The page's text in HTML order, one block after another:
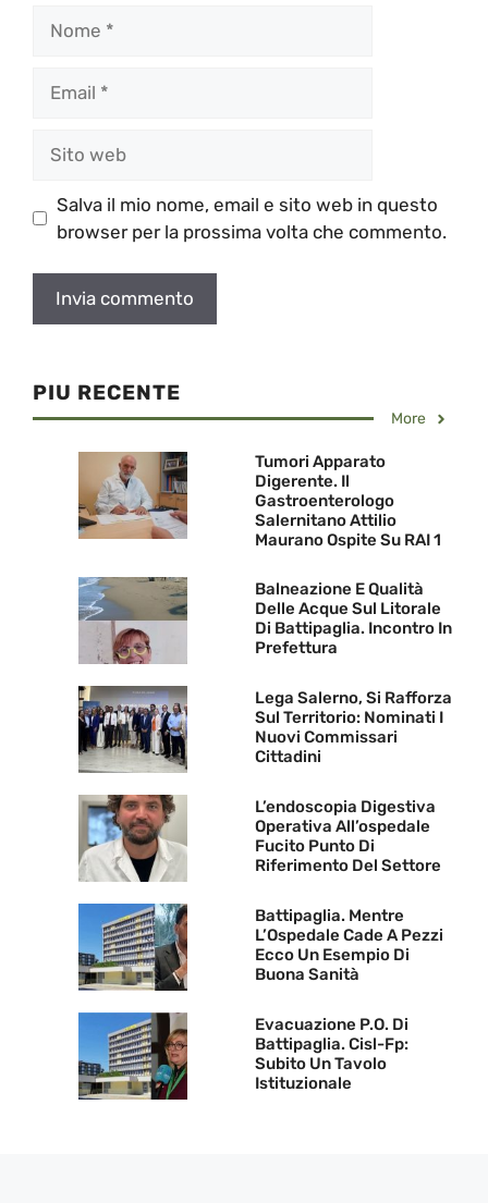
web
Salva il mio nome, email e sito web in questo
browser per la prossima volta che commento.
PIU RECENTE
More
Tumori Apparato
Digerente. Il
Gastroenterologo
Salernitano Attilio
Maurano Ospite Su RAI 1
Balneazione E Qualità
Delle Acque Sul Litorale
Di Battipaglia. Incontro In
Prefettura
Lega Salerno, Si Rafforza
Sul Territorio: Nominati I
Nuovi Commissari
Cittadini
L’endoscopia Digestiva
Operativa All’ospedale
Fucito Punto Di
Riferimento Del Settore
Battipaglia. Mentre
L’Ospedale Cade A Pezzi
Ecco Un Esempio Di
Buona Sanità
Evacuazione P.O. Di
Battipaglia. Cisl-Fp:
Subito Un Tavolo
Istituzionale